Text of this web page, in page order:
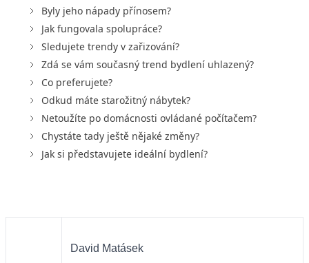
Byly jeho nápady přínosem?
Jak fungovala spolupráce?
Sledujete trendy v zařizování?
Zdá se vám současný trend bydlení uhlazený?
Co preferujete?
Odkud máte starožitný nábytek?
Netoužíte po domácnosti ovládané počítačem?
Chystáte tady ještě nějaké změny?
Jak si představujete ideální bydlení?
David Matásek